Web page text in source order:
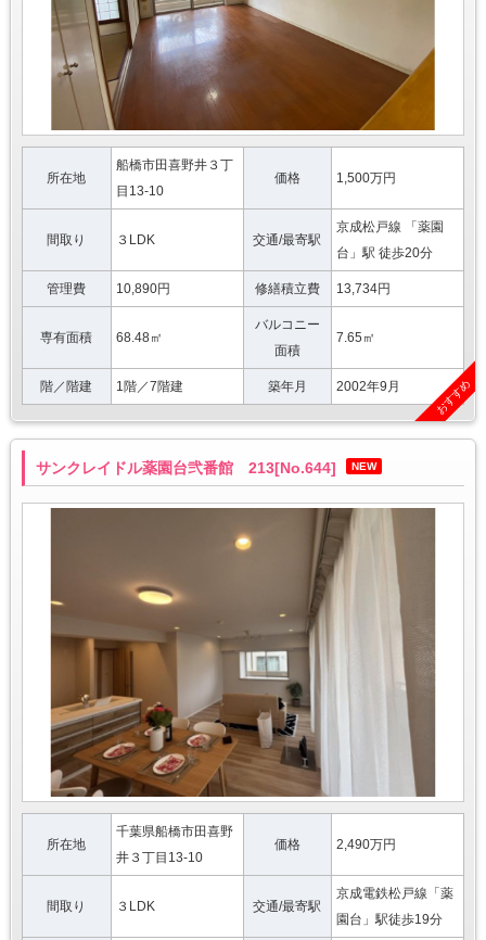
所在地
船橋市田喜野井３丁
目13-10
価格 1,500万円
間取り ３LDK 交通/最寄駅
京成松戸線 「薬園
台」駅 徒歩20分
管理費 10,890円 修繕積立費 13,734円
専有面積 68.48㎡
バルコニー
面積
7.65㎡
階／階建 1階／7階建 築年月 2002年9月 おすすめ
サンクレイドル薬園台弐番館 213[No.644] NEW
所在地
千葉県船橋市田喜野
井３丁目13-10
価格 2,490万円
間取り ３LDK 交通/最寄駅
京成電鉄松戸線「薬
園台」駅徒歩19分